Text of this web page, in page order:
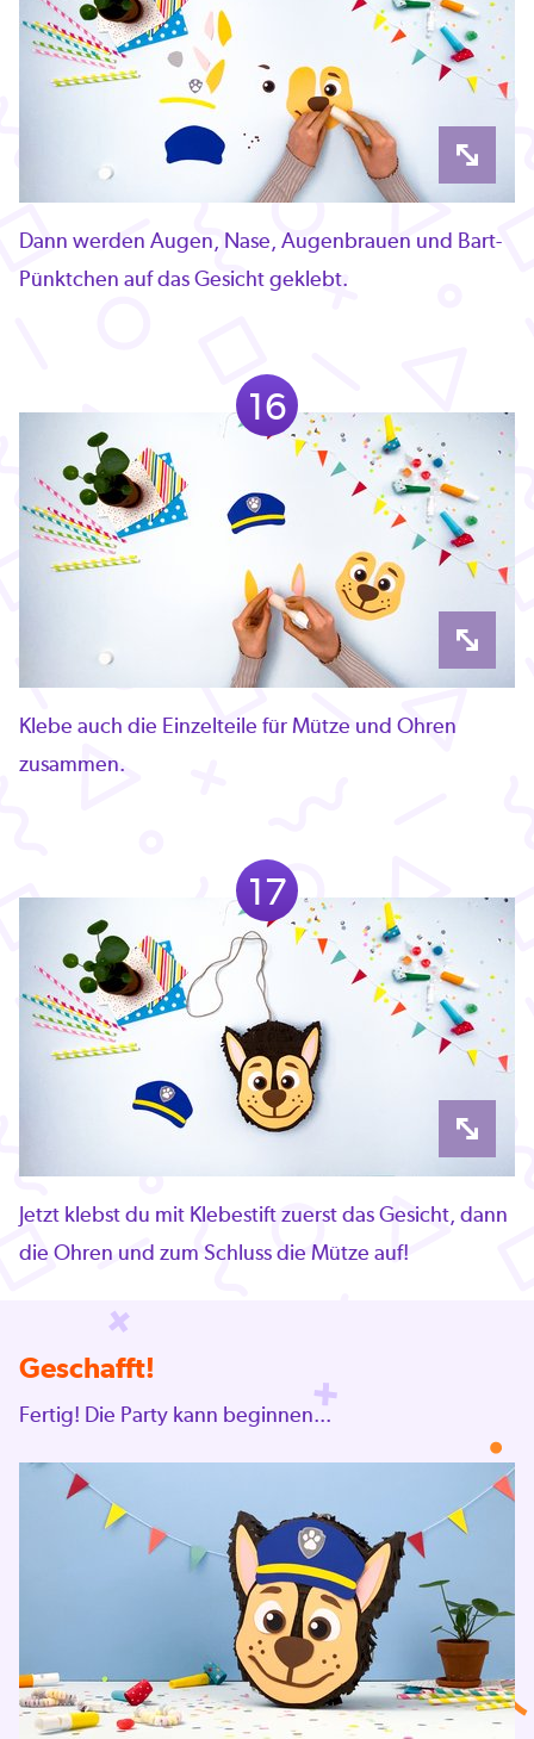
Dann werden Augen, Nase, Augenbrauen und Bart-
Pünktchen auf das Gesicht geklebt.
16
Klebe auch die Einzelteile für Mütze und Ohren
zusammen.
17
Jetzt klebst du mit Klebestift zuerst das Gesicht, dann
die Ohren und zum Schluss die Mütze auf!
Geschafft!
Fertig! Die Party kann beginnen...